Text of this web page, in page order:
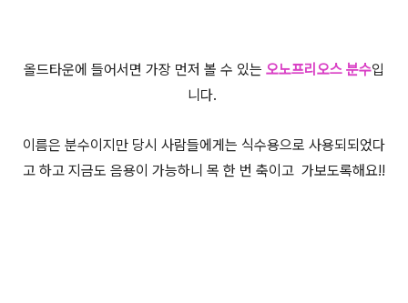
올드타운에 들어서면 가장 먼저 볼 수 있는 오노프리오스 분수입
니다.
이름은 분수이지만 당시 사람들에게는 식수용으로 사용되되었다
고 하고 지금도 음용이 가능하니 목 한 번 축이고 가보도록해요!!